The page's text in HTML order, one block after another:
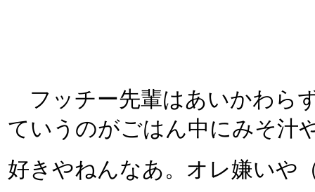
フッチー先輩はあいかわら
ていうのがごはん中にみそ汁
好きやねんなあ。オレ嫌いや